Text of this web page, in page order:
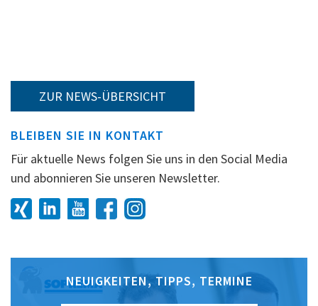
ZUR NEWS-ÜBERSICHT
BLEIBEN SIE IN KONTAKT
Für aktuelle News folgen Sie uns in den Social Media
und abonnieren Sie unseren Newsletter.
NEUIGKEITEN, TIPPS, TERMINE